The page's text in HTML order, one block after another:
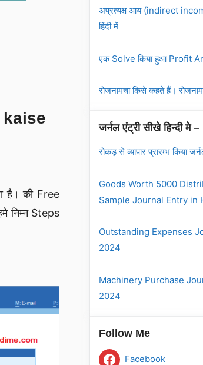
है। की Free
निम्न Steps
अप्रत्यक्ष आय (indirect
हिंदी में
एक Solve किया हुआ Profit
रोजनामचा किसे कहते हैं।
जर्नल एंट्री सीखे हिन्दी मे –
रोकड़ से व्यापार प्रारम्भ किया
Goods Worth 5000
Sample Journal Entry in
Outstanding Expenses
2024
Machinery Purchase
2024
Follow Me
Facebook